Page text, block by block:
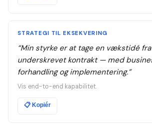
STRATEGI TIL EKSEKVERING
“Min styrke er at tage en vækstidé
underskrevet kontrakt — med
forhandling og implementering.”
Vis end-to-end kapabilitet.
📋Kopiér